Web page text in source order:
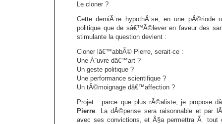
Le cloner ?
Cette derniÃ¨re hypothÃ¨se, en une pÃ©riode
politique que de sâ€™Ã©lever en faveur des
stimulante la question devient :
Cloner lâ€™abbÃ© Pierre, serait-ce :
Une Å“uvre dâ€™art ?
Un geste politique ?
Une performance scientifique ?
Un tÃ©moignage dâ€™affection ?
Projet : parce que plus rÃ©aliste, je propose
Pierre. La dÃ©pense sera raisonnable et par
avec ses convictions, et Ã§a permettra Ã tout